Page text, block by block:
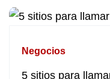
Negocios
5 sitios para